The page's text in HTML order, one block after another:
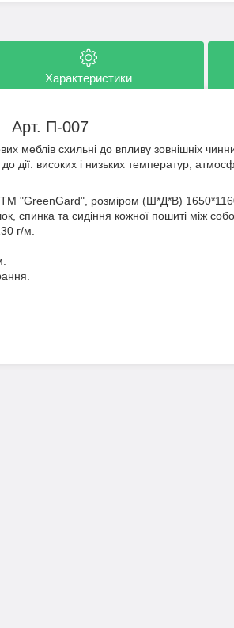
Характеристики
Арт. П-007
меблів схильні до впливу зовнішніх
дії: високих і низьких температур;
ТМ "GreenGard", розміром (Ш*Д*В)
спинка та сидіння кожної пошиті між
г/м.